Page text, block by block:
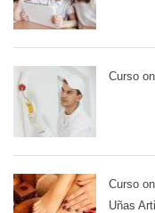
Curso
Curso
Uñas